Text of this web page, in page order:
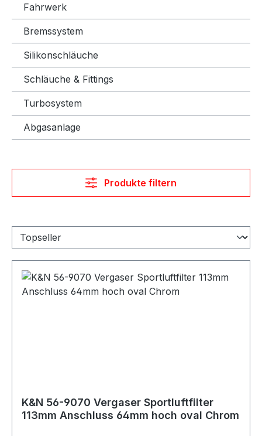
Fahrwerk
Bremssystem
Silikonschläuche
Schläuche & Fittings
Turbosystem
Abgasanlage
Produkte filtern
K&N 56-9070 Vergaser Sportluftfilter
113mm Anschluss 64mm hoch oval Chrom